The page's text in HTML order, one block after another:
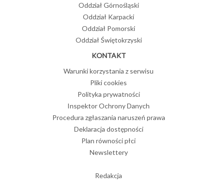
Oddział Górnośląski
Oddział Karpacki
Oddział Pomorski
Oddział Świętokrzyski
KONTAKT
Warunki korzystania z serwisu
Pliki cookies
Polityka prywatności
Inspektor Ochrony Danych
Procedura zgłaszania naruszeń prawa
Deklaracja dostępności
Plan równości płci
Newslettery
Redakcja